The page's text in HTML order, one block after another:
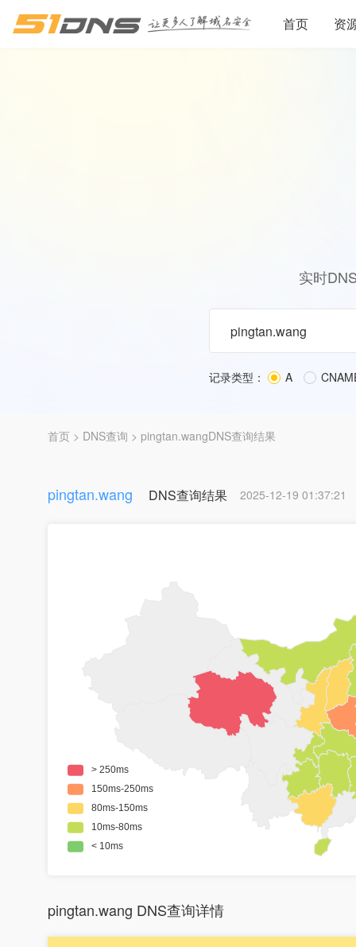
首页 资
实时
记录类型： A
首页 > DNS查询 > pingtan.wangDNS查询结果
pingtan.wang DNS查询结果 2025-12-19 01:37:21
pingtan.wang DNS查询详情